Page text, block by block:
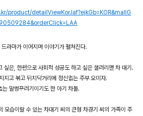
product/detailViewKor.laf?ejkGb=KOR&mallG
라마가 이어지며 이야기가 펼쳐진다.
싶은, 한편으로 사회적 성공도 하고 싶은 샐러리맨 차 대기.
지고 볶고 뒤치닥거리에 정신없는 주부 오미자.
말썽꾸러기이기도 한 아기 차돌.
모습이랄 수 있는 차대기 씨의 큰형 차경기 씨의 가족이 주